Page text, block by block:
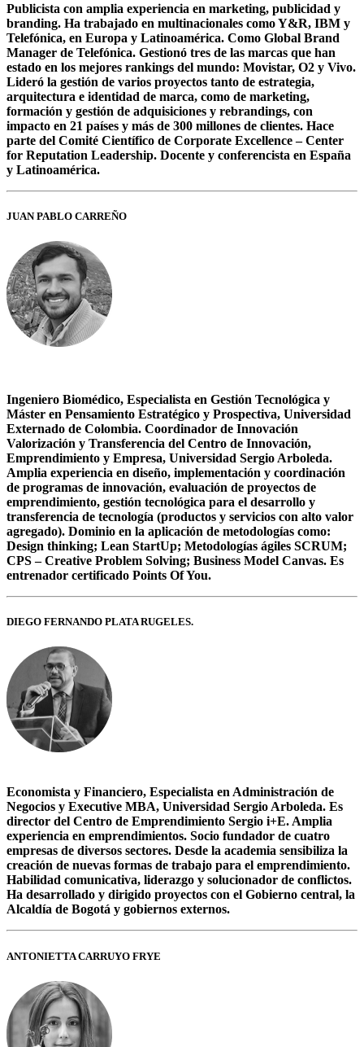
Publicista con amplia experiencia en marketing, publicidad y
branding. Ha trabajado en multinacionales como Y&R, IBM y
Telefónica, en Europa y Latinoamérica. Como Global Brand
Manager de Telefónica. Gestionó tres de las marcas que han
estado en los mejores rankings del mundo: Movistar, O2 y Vivo.
Lideró la gestión de varios proyectos tanto de estrategia,
arquitectura e identidad de marca, como de marketing,
formación y gestión de adquisiciones y rebrandings, con
impacto en 21 países y más de 300 millones de clientes. Hace
parte del Comité Científico de Corporate Excellence – Center
for Reputation Leadership. Docente y conferencista en España
y Latinoamérica.
JUAN PABLO CARREÑO
Ingeniero Biomédico, Especialista en Gestión Tecnológica y
Máster en Pensamiento Estratégico y Prospectiva, Universidad
Externado de Colombia. Coordinador de Innovación
Valorización y Transferencia del Centro de Innovación,
Emprendimiento y Empresa, Universidad Sergio Arboleda.
Amplia experiencia en diseño, implementación y coordinación
de programas de innovación, evaluación de proyectos de
emprendimiento, gestión tecnológica para el desarrollo y
transferencia de tecnología (productos y servicios con alto valor
agregado). Dominio en la aplicación de metodologías como:
Design thinking; Lean StartUp; Metodologías ágiles SCRUM;
CPS – Creative Problem Solving; Business Model Canvas. Es
entrenador certificado Points Of You.
DIEGO FERNANDO PLATA RUGELES.
Economista y Financiero, Especialista en Administración de
Negocios y Executive MBA, Universidad Sergio Arboleda. Es
director del Centro de Emprendimiento Sergio i+E. Amplia
experiencia en emprendimientos. Socio fundador de cuatro
empresas de diversos sectores. Desde la academia sensibiliza la
creación de nuevas formas de trabajo para el emprendimiento.
Habilidad comunicativa, liderazgo y solucionador de conflictos.
Ha desarrollado y dirigido proyectos con el Gobierno central, la
Alcaldía de Bogotá y gobiernos externos.
ANTONIETTA CARRUYO FRYE